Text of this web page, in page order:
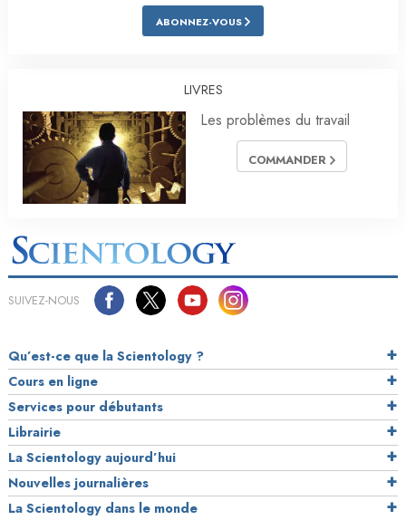
ABONNEZ-VOUS
LIVRES
Les problèmes du travail
COMMANDER
SUIVEZ-NOUS
Qu’est-ce que la Scientology ?
Cours en ligne
Services pour débutants
Librairie
La Scientology aujourd’hui
Nouvelles journalières
La Scientology dans le monde